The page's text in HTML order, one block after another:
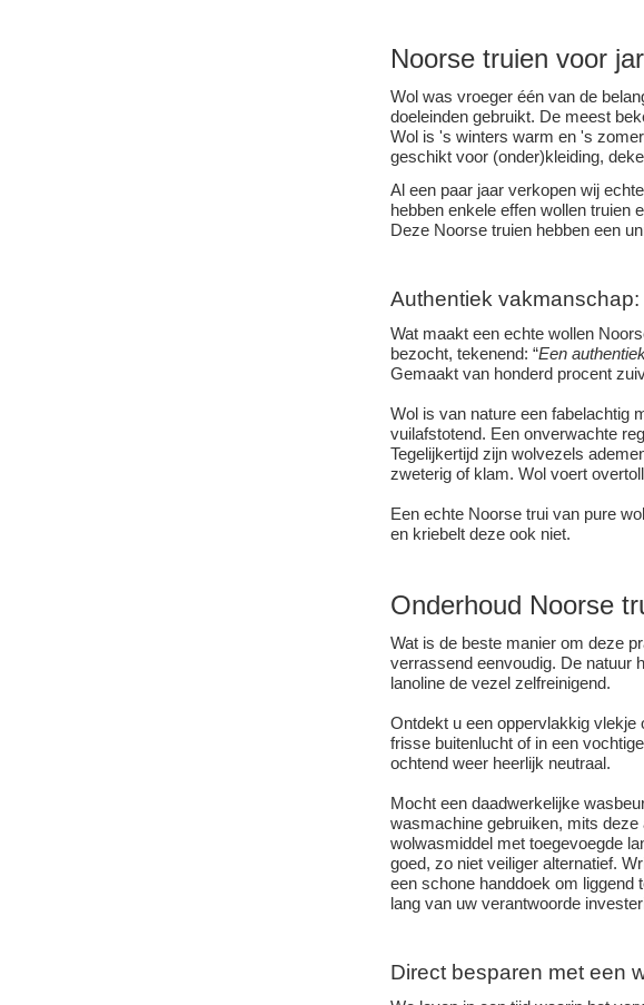
Noorse truien voor
Wol was vroeger één van de
doeleinden gebruikt. De meest
Wol is 's winters warm en 's
geschikt voor (onder)kleiding,
Al een paar jaar verkopen wij
hebben enkele effen wollen truien
Deze Noorse truien hebben een
Authentiek
Wat maakt een echte wollen
bezocht, tekenend: “Een
Gemaakt van honderd procent
Wol is van nature een fabelachtig
vuilafstotend. Een onverwachte
Tegelijkertijd zijn wolvezels
zweterig of klam. Wol voert
Een echte Noorse trui van pure
en kriebelt deze ook niet.
Onderhoud Noorse
Wat is de beste manier om deze
verrassend eenvoudig. De natuur
lanoline de vezel zelfreinigend.
Ontdekt u een oppervlakkig vlekje
frisse buitenlucht of in een
ochtend weer heerlijk neutraal.
Mocht een daadwerkelijke
wasmachine gebruiken, mits
wolwasmiddel met toegevoegde
goed, zo niet veiliger alternatief.
een schone handdoek om liggend
lang van uw verantwoorde
Direct besparen met een